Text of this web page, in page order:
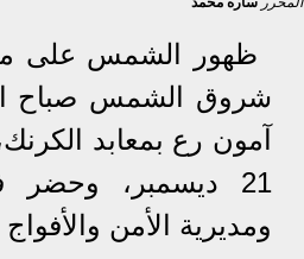
ظهور الشمس على
شروق الشمس صباح
آمون رع بمعابد
21 ديسمبر، وحضر
ومديرية الأمن والأفواج